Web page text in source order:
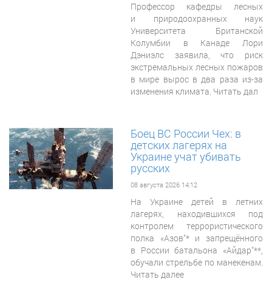
Профессор кафедры лесных
и природоохранных наук
Университета Британской
Колумбии в Канаде Лори
Дэниэлс заявила, что риск
экстремальных лесных пожаров
в мире вырос в два раза из-за
изменения климата. Читать дал
Боец ВС России Чех: в
детских лагерях на
Украине учат убивать
русских
08 августа 2026 14:12
На Украине детей в летних
лагерях, находившихся под
контролем террористического
полка «Азов"* и запрещённого
в России батальона «Айдар"**,
обучали стрельбе по манекенам.
Читать далее